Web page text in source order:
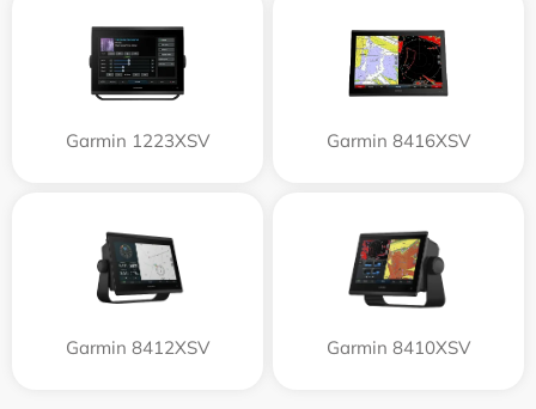
Garmin 1223XSV Garmin 8416XSV
Garmin 8412XSV Garmin 8410XSV